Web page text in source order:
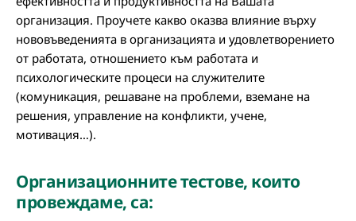
организация. Проучете какво оказва влияние върху
нововъведенията в организацията и удовлетворението
от работата, отношението към работата и
психологическите процеси на служителите
(комуникация, решаване на проблеми, вземане на
решения, управление на конфликти, учене,
мотивация…).
Организационните тестове, които
провеждаме, са: